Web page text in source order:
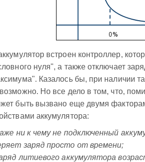
встроен контроллер,
нуля", а также отключает
Казалось бы, при наличии
Но все дело в том, что,
быть вызвано еще двумя
аккумулятора:
ни к чему не подключенный
заряд просто от времени;
литиевого аккумулятора